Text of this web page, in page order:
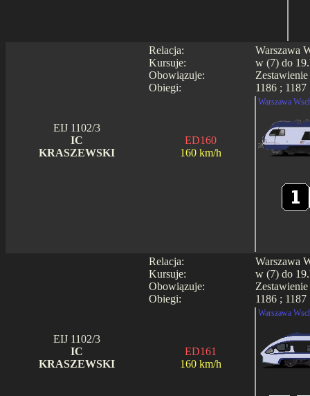
Relacja:
Kursuje:
Obowiązuje:
Obiegi:
Warszawa
w (7) do
1186 ; 1187
EIJ 1102/3
IC
KRASZEWSKI
ED160
160 km/h
Warszawa
Relacja:
Kursuje:
Obowiązuje:
Obiegi:
Warszawa
w (7) do
1186 ; 1187
EIJ 1102/3
IC
KRASZEWSKI
ED161
160 km/h
Warszawa